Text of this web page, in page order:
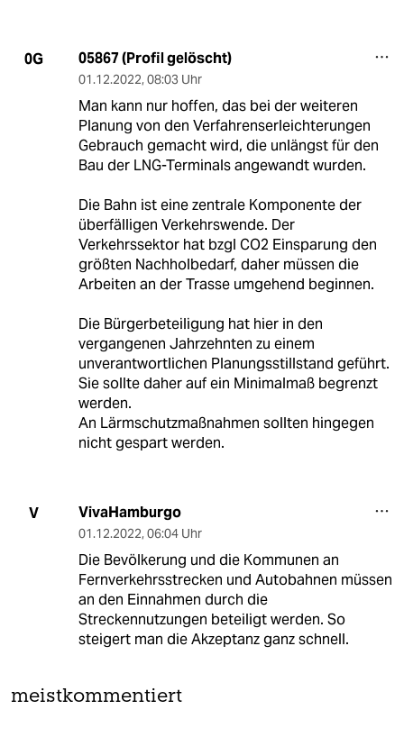
0G 05867 (Profil gelöscht)
01.12.2022, 08:03 Uhr
Man kann nur hoffen, das bei der weiteren
Planung von den Verfahrenserleichterungen
Gebrauch gemacht wird, die unlängst für den
Bau der LNG-Terminals angewandt wurden.
Die Bahn ist eine zentrale Komponente der
überfälligen Verkehrswende. Der
Verkehrssektor hat bzgl CO2 Einsparung den
größten Nachholbedarf, daher müssen die
Arbeiten an der Trasse umgehend beginnen.
Die Bürgerbeteiligung hat hier in den
vergangenen Jahrzehnten zu einem
unverantwortlichen Planungsstillstand geführt.
Sie sollte daher auf ein Minimalmaß begrenzt
werden.
An Lärmschutzmaßnahmen sollten hingegen
nicht gespart werden.
V VivaHamburgo
01.12.2022, 06:04 Uhr
Die Bevölkerung und die Kommunen an
Fernverkehrsstrecken und Autobahnen müssen
an den Einnahmen durch die
Streckennutzungen beteiligt werden. So
steigert man die Akzeptanz ganz schnell.
meistkommentiert